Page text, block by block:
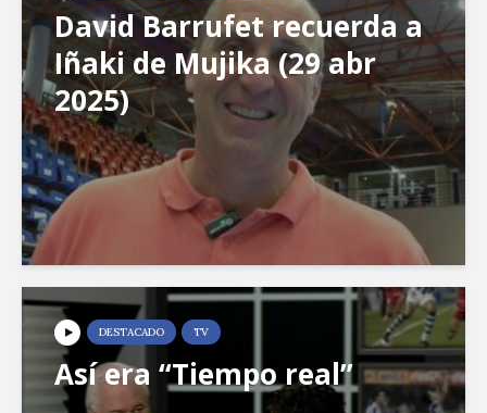
David Barrufet recuerda a
Iñaki de Mujika (29 abr
2025)
DESTACADO TV
Así era “Tiempo real”